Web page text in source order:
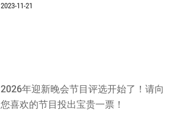
2023-11-21
2026年迎新晚会节目评选开始了！请向
您喜欢的节目投出宝贵一票！